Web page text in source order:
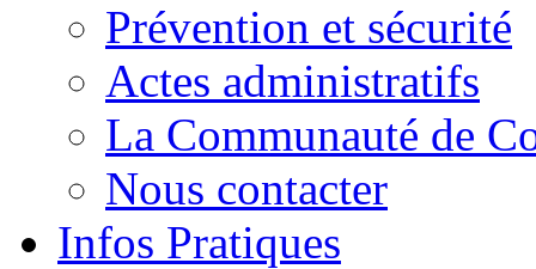
Prévention et sécurité
Actes administratifs
La Communauté de
Nous contacter
Infos Pratiques